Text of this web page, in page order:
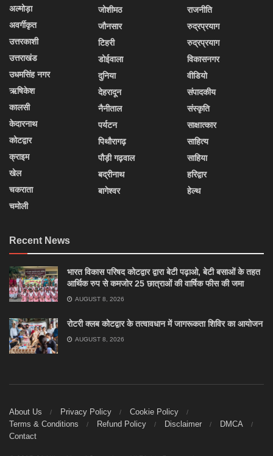
अल्मोड़ा
अवर्गीकृत
उत्तरकाशी
उत्तराखंड
उधमसिंह नगर
ऋषिकेश
कालसी
केदारनाथ
कोटद्वार
क्राइम
खेल
चकराता
चमोली
जोशीमठ
जौनसार
टिहरी
डोईवाला
दुनिया
देहरादून
नैनीताल
पर्यटन
पिथौरागढ़
पौड़ी गढ़वाल
बद्रीनाथ
बागेश्वर
राजनीति
रुद्रप्रयाग
रुद्रप्रयाग
विकासनगर
वीडियो
संपादकीय
संस्कृति
साक्षात्कार
साहित्य
साहिया
हरिद्वार
हेल्थ
Recent News
भारत विकास परिषद कोटद्वार द्वारा बेटी पढ़ाओ, बेटी बसाओं के तहत
आर्थिक रुप से कमजोर 25 छात्राओं की वार्षिक फीस की जमा
AUGUST 8, 2026
रोटरी क्लब कोटद्वार के तत्वावधान में जागरूकता शिविर का आयोजन
AUGUST 8, 2026
About Us Privacy Policy
Cookie Policy
Terms & Conditions
Refund Policy Disclaimer
DMCA
Contact